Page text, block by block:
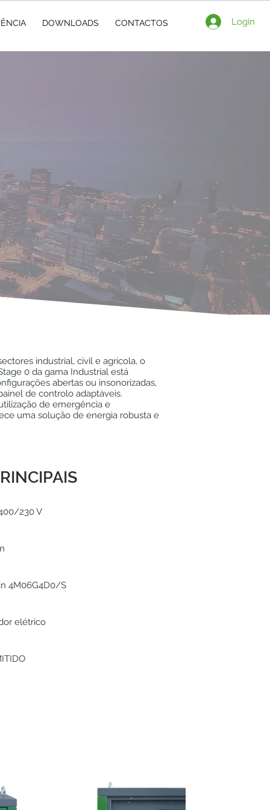
DOWNLOADS CONTACTOS Login
industrial, civil e agrícola, o
0 da gama Industrial está
abertas ou insonorizadas,
de controlo adaptáveis.
de emergência e
uma solução de energia robusta e
230 V
4M06G4D0/S
elétrico